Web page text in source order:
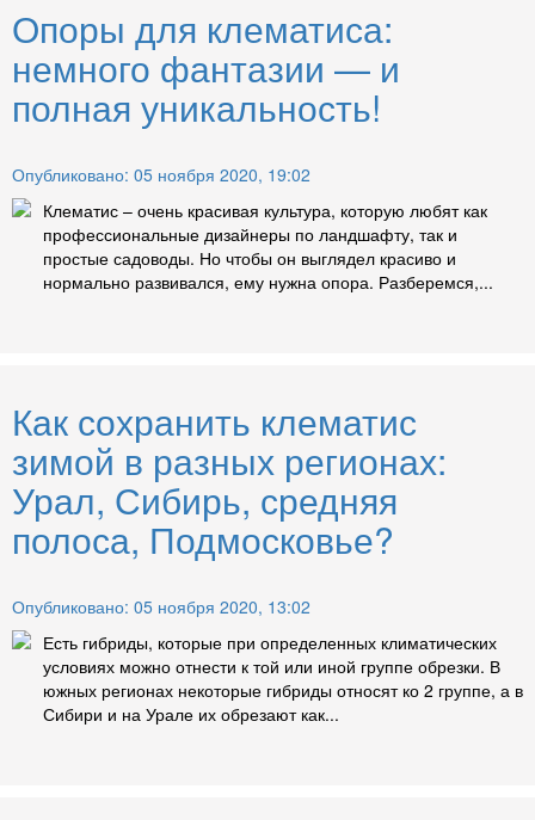
Опоры для клематиса:
немного фантазии — и
полная уникальность!
Опубликовано: 05 ноября 2020, 19:02
Клематис – очень красивая культура, которую любят как
профессиональные дизайнеры по ландшафту, так и
простые садоводы. Но чтобы он выглядел красиво и
нормально развивался, ему нужна опора. Разберемся,...
Как сохранить клематис
зимой в разных регионах:
Урал, Сибирь, средняя
полоса, Подмосковье?
Опубликовано: 05 ноября 2020, 13:02
Есть гибриды, которые при определенных климатических
условиях можно отнести к той или иной группе обрезки. В
южных регионах некоторые гибриды относят ко 2 группе, а в
Сибири и на Урале их обрезают как...